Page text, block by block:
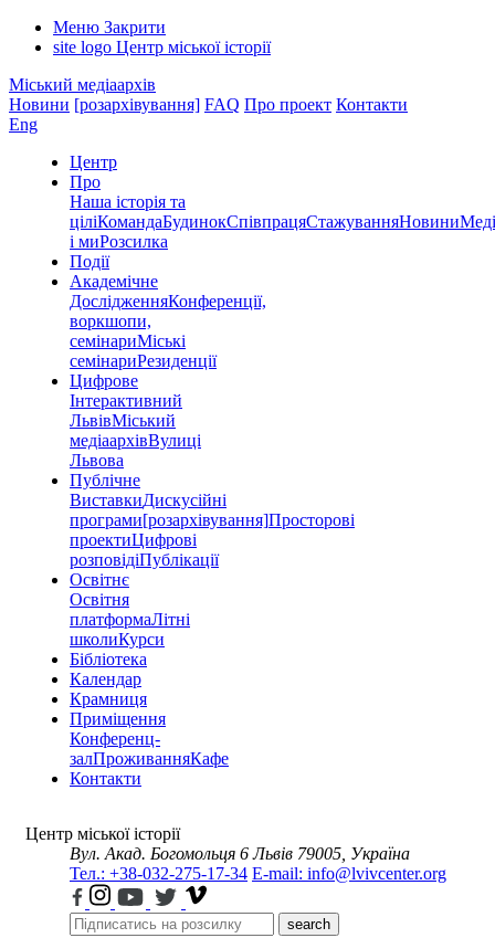
Меню Закрити
site logo Центр міської історії
Міський медіаархів
Новини [розархівування] FAQ Про проект Контакти
Eng
Центр
Про
Наша історія та
ціліКомандаБудинокСпівпрацяСтажуванняНовини
і миРозсилка
Події
Академічне
ДослідженняКонференції,
воркшопи,
семінариМіські
семінариРезиденції
Цифрове
Інтерактивний
ЛьвівМіський
медіаархівВулиці
Львова
Публічне
ВиставкиДискусійні
програми[розархівування]Просторові
проектиЦифрові
розповідіПублікації
Освітнє
Освітня
платформаЛітні
школиКурси
Бібліотека
Календар
Крамниця
Приміщення
Конференц-
залПроживанняКафе
Контакти
Центр міської історії
Вул. Акад. Богомольця 6 Львів 79005, Україна
Тел.: +38-032-275-17-34 E-mail: info@lvivcenter.org
search